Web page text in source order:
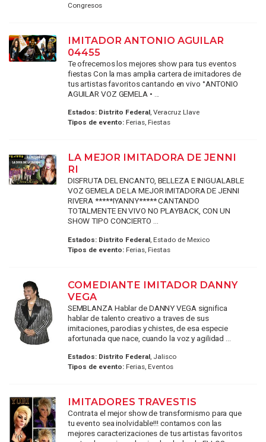
Congresos
IMITADOR ANTONIO AGUILAR
04455
Te ofrecemos los mejores show para tus eventos
fiestas Con la mas amplia cartera de imitadores de
tus artistas favoritos cantando en vivo °ANTONIO
AGUILAR VOZ GEMELA • ...
Estados: Distrito Federal, Veracruz Llave
Tipos de evento:Ferias, Fiestas
LA MEJOR IMITADORA DE JENNI
RI
DISFRUTA DEL ENCANTO, BELLEZA E INIGUALABLE
VOZ GEMELA DE LA MEJOR IMITADORA DE JENNI
RIVERA *****IYANNY***** CANTANDO
TOTALMENTE EN VIVO NO PLAYBACK, CON UN
SHOW TIPO CONCIERTO ...
Estados: Distrito Federal, Estado de Mexico
Tipos de evento:Ferias, Fiestas
COMEDIANTE IMITADOR DANNY
VEGA
SEMBLANZA Hablar de DANNY VEGA significa
hablar de talento creativo a traves de sus
imitaciones, parodias y chistes, de esa especie
afortunada que nace, cuando la voz y agilidad ...
Estados: Distrito Federal, Jalisco
Tipos de evento:Ferias, Eventos
IMITADORES TRAVESTIS
Contrata el mejor show de transformismo para que
tu evento sea inolvidable!!! contamos con las
mejores caracterizaciones de tus artistas favoritos